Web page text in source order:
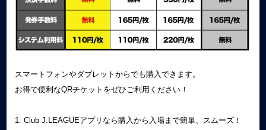
スマートフォンやダブレットからでも購入できます。
お得で便利なQRチケットをぜひご利用ください！
1. Club J.LEAGUEアプリなら購入から入場まで簡単、スムーズ！